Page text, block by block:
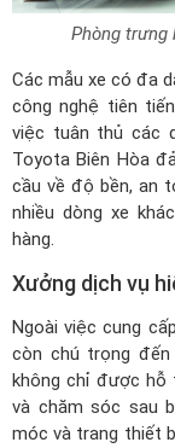
Phòng trưng
Các mẫu xe có đa
công nghệ tiên
việc tuân thủ các
Toyota Biên Hòa
cầu về độ bền, an
nhiều dòng xe
hàng.
Xưởng dịch vụ
Ngoài việc cung
còn chú trọng đến
không chỉ được hỗ
và chăm sóc sau
móc và trang thiết